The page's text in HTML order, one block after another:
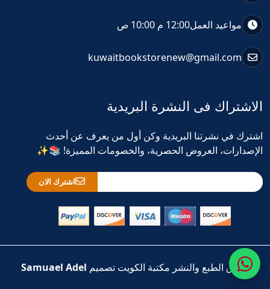
مواعيد العمل12:00 م 10:00 ص
kuwaitbookstorenew@gmail.com
الاشتراك فى النشرة البريدية
اشترك في نشرتنا البريدية وكن أول من يعرف عن أحدث
الإصدارات، العروض الحصرية، والخصومات المميزة! 📚✨
اشترك الان
حقوق الطبع والنشر مكتبة الكويت تصميم Samuael Adel